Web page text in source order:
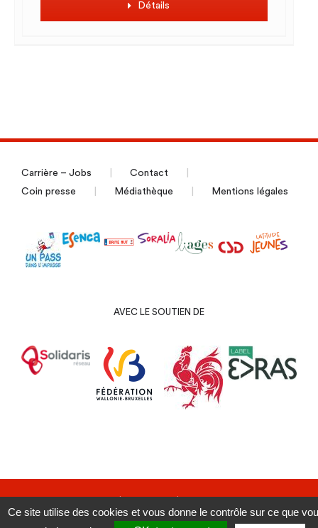
Détails
Carrière – Jobs
Contact
Coin presse
Médiathèque Mentions légales
AVEC LE SOUTIEN DE
Ce site utilise des cookies et vous donne le contrôle sur ce que